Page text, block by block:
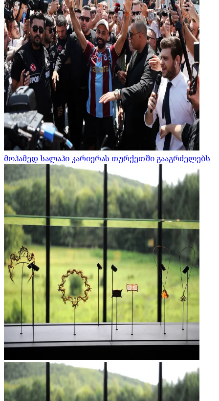
მოჰამედ სალაჰი კარიერას თურქეთში გააგრძელებს